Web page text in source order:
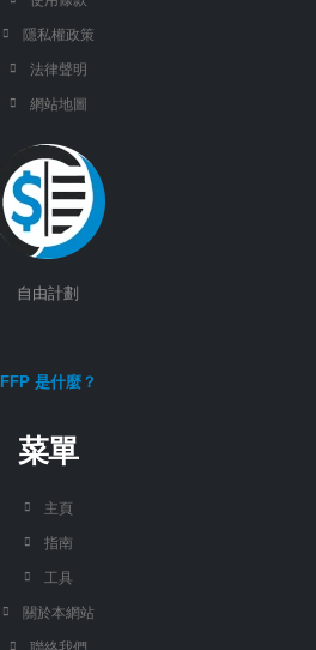
隱私權政策
法律聲明
網站地圖
自由計劃
FFP 是什麼？
菜單
主頁
指南
工具
關於本網站
聯絡我們